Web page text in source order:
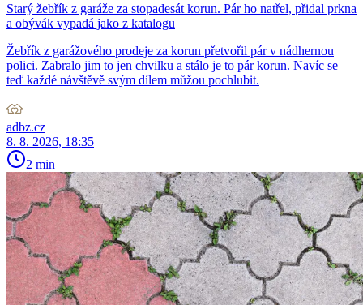
Starý žebřík z garáže za stopadesát korun. Pár ho natřel, přidal prkna
a obývák vypadá jako z katalogu
Žebřík z garážového prodeje za korun přetvořil pár v nádhernou
polici. Zabralo jim to jen chvilku a stálo je to pár korun. Navíc se
teď každé návštěvě svým dílem můžou pochlubit.
adbz.cz
8. 8. 2026, 18:35
2 min